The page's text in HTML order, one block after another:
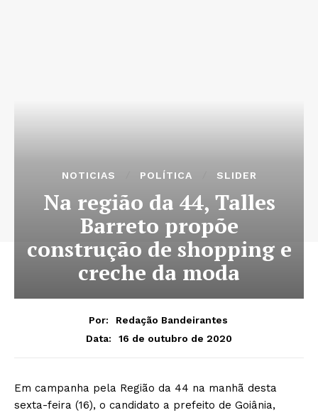
NOTICIAS POLÍTICA SLIDER
Na região da 44, Talles
Barreto propõe
construção de shopping e
creche da moda
Por:
Redação Bandeirantes
Data:
16 de outubro de 2020
Em campanha pela Região da 44 na manhã desta
sexta-feira (16), o candidato a prefeito de Goiânia,